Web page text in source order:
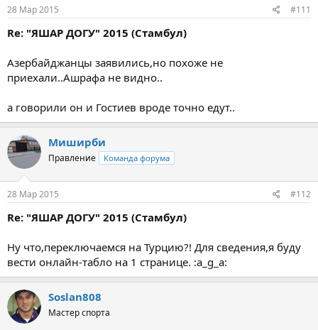
28 Мар 2015 #111
Re: "ЯШАР ДОГУ" 2015 (Стамбул)
Азербайджанцы заявились,но похоже не
приехали..Ашрафа не видно..
а говорили он и Гостиев вроде точно едут..
Миширби
Правление Команда форума
28 Мар 2015 #112
Re: "ЯШАР ДОГУ" 2015 (Стамбул)
Ну что,переключаемся на Турцию?! Для сведения,я буду
вести онлайн-табло на 1 странице. :a_g_a:
Soslan808
Мастер спорта